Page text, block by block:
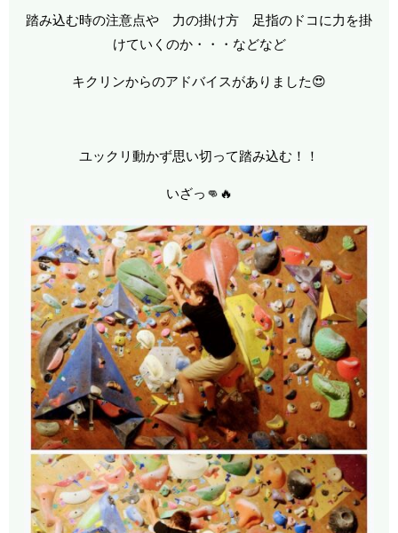
踏み込む時の注意点や 力の掛け方 足指のドコに力を掛
けていくのか・・・などなど
キクリンからのアドバイスがありました😍
ユックリ動かず思い切って踏み込む！！
いざっ👊🔥